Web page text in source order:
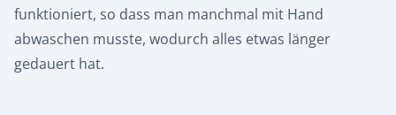
funktioniert, so dass man manchmal mit Hand
abwaschen musste, wodurch alles etwas länger
gedauert hat.